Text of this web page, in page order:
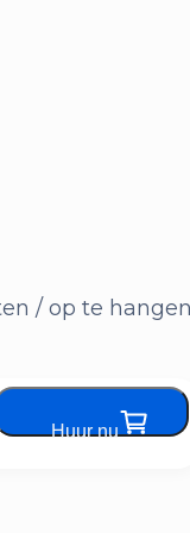
/ op te
Huur nu